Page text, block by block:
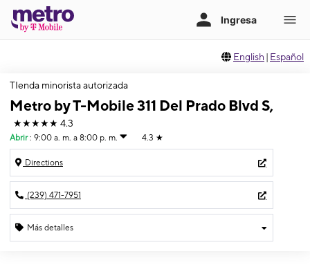
English | Español
TIenda minorista autorizada
Metro by T-Mobile 311 Del Prado Blvd S,
★★★★★ 4.3
Abrir : 9:00 a. m. a 8:00 p. m. 4.3 ★
Directions
(239) 471-7951
Más detalles